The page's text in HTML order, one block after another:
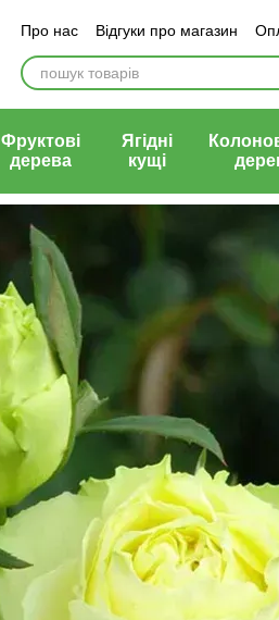
Про нас Відгуки про магазин
Блог магазину
Публічний
Фруктові
дерева
Ягідні
кущі